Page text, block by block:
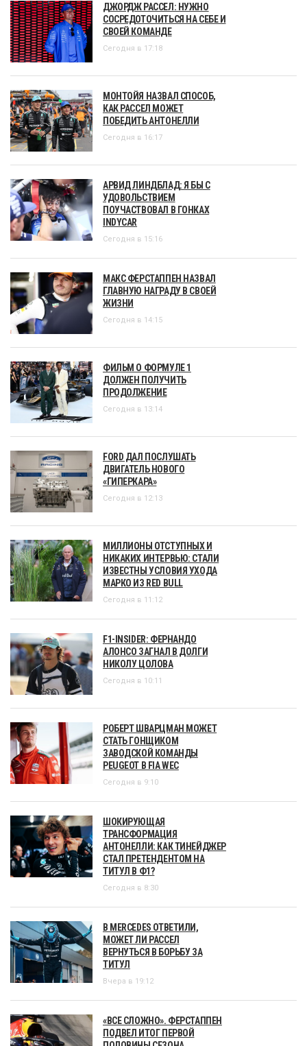
ДЖОРДЖ РАССЕЛ: НУЖНО
СОСРЕДОТОЧИТЬСЯ НА СЕБЕ И
СВОЕЙ КОМАНДЕ
Сегодня в 17:18
МОНТОЙЯ НАЗВАЛ СПОСОБ,
КАК РАССЕЛ МОЖЕТ
ПОБЕДИТЬ АНТОНЕЛЛИ
Сегодня в 16:17
АРВИД ЛИНДБЛАД: Я БЫ С
УДОВОЛЬСТВИЕМ
ПОУЧАСТВОВАЛ В ГОНКАХ
INDYCAR
Сегодня в 15:16
МАКС ФЕРСТАППЕН НАЗВАЛ
ГЛАВНУЮ НАГРАДУ В СВОЕЙ
ЖИЗНИ
Сегодня в 14:15
ФИЛЬМ О ФОРМУЛЕ 1
ДОЛЖЕН ПОЛУЧИТЬ
ПРОДОЛЖЕНИЕ
Сегодня в 13:14
FORD ДАЛ ПОСЛУШАТЬ
ДВИГАТЕЛЬ НОВОГО
«ГИПЕРКАРА»
Сегодня в 12:13
МИЛЛИОНЫ ОТСТУПНЫХ И
НИКАКИХ ИНТЕРВЬЮ: СТАЛИ
ИЗВЕСТНЫ УСЛОВИЯ УХОДА
МАРКО ИЗ RED BULL
Сегодня в 11:12
F1-INSIDER: ФЕРНАНДО
АЛОНСО ЗАГНАЛ В ДОЛГИ
НИКОЛУ ЦОЛОВА
Сегодня в 10:11
РОБЕРТ ШВАРЦМАН МОЖЕТ
СТАТЬ ГОНЩИКОМ
ЗАВОДСКОЙ КОМАНДЫ
PEUGEOT В FIA WEC
Сегодня в 9:10
ШОКИРУЮЩАЯ
ТРАНСФОРМАЦИЯ
АНТОНЕЛЛИ: КАК ТИНЕЙДЖЕР
СТАЛ ПРЕТЕНДЕНТОМ НА
ТИТУЛ В Ф1?
Сегодня в 8:30
В MERCEDES ОТВЕТИЛИ,
МОЖЕТ ЛИ РАССЕЛ
ВЕРНУТЬСЯ В БОРЬБУ ЗА
ТИТУЛ
Вчера в 19:12
«ВСЕ СЛОЖНО». ФЕРСТАППЕН
ПОДВЕЛ ИТОГ ПЕРВОЙ